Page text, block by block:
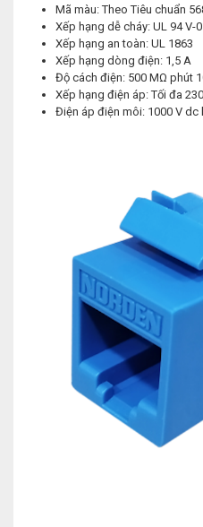
Mã màu: Theo Tiêu chuẩn
Xếp hạng dễ cháy: UL 94 V-0
Xếp hạng an toàn: UL 1863
Xếp hạng dòng điện: 1,5 A
Độ cách điện: 500 MΩ phút
Xếp hạng điện áp: Tối đa
Điện áp điện môi: 1000 V